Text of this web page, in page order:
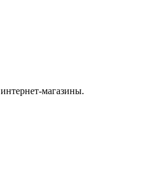
магазины.